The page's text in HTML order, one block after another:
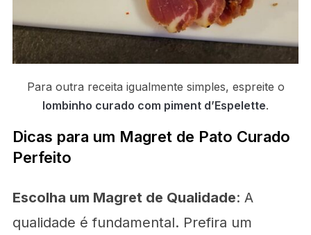
Para outra receita igualmente simples, espreite o
lombinho curado com piment d’Espelette.
Dicas para um Magret de Pato Curado
Perfeito
Escolha um Magret de Qualidade: A
qualidade é fundamental. Prefira um